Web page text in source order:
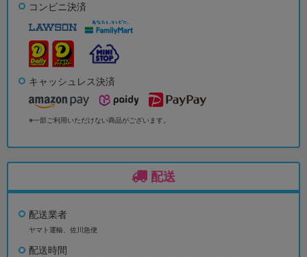
コンビニ決済
キャッシュレス決済
※一部ご利用いただけない商品がございます。
配送
配送業者
ヤマト運輸、佐川急便
配送時間